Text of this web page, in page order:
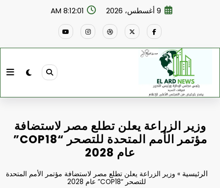
9 أغسطس، 2026 8:12:02 AM
وزير الزراعة يعلن تطلع مصر لاستضافة
مؤتمر الأمم المتحدة للتصحر “COP18”
عام 2028
الرئيسية » وزير الزراعة يعلن تطلع مصر لاستضافة مؤتمر الأمم المتحدة
للتصحر “COP18” عام 2028